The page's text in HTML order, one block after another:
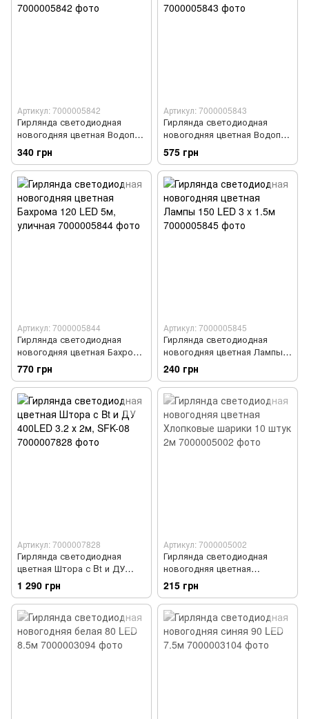
Артикул: 7000005842
Гирлянда светодиодная
новогодняя цветная Водопад
200 LED 2 x 2м
340 грн
Артикул: 7000005843
Гирлянда светодиодная
новогодняя цветная Водопад
360 LED 3 x 2м
575 грн
Артикул: 7000005844
Гирлянда светодиодная
новогодняя цветная Бахрома
120 LED 5м, уличная
770 грн
Артикул: 7000005845
Гирлянда светодиодная
новогодняя цветная Лампы
150 LED 3 x 1.5м
240 грн
Артикул: 7000007828
Гирлянда светодиодная
цветная Штора с Bt и ДУ
400LED 3.2 х 2м, SFK-08
1 290 грн
Артикул: 7000005002
Гирлянда светодиодная
новогодняя цветная
Хлопковые шарики 10 штук
2м
215 грн